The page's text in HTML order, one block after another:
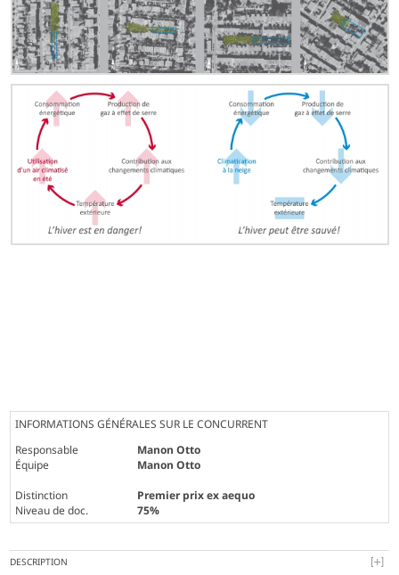
INFORMATIONS GÉNÉRALES SUR LE CONCURRENT
Responsable
Manon Otto
Équipe
Manon Otto
Distinction
Premier prix ex aequo
Niveau de doc.
75%
DESCRIPTION